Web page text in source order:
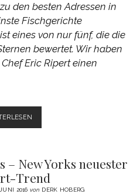
den besten Adressen in
Fischgerichte
eines von nur fünf, die die
bewertet. Wir haben
Eric Ripert einen
FISCH
STAR
LE
– New Yorks neuester
Trend
2016von DERK HOBERG